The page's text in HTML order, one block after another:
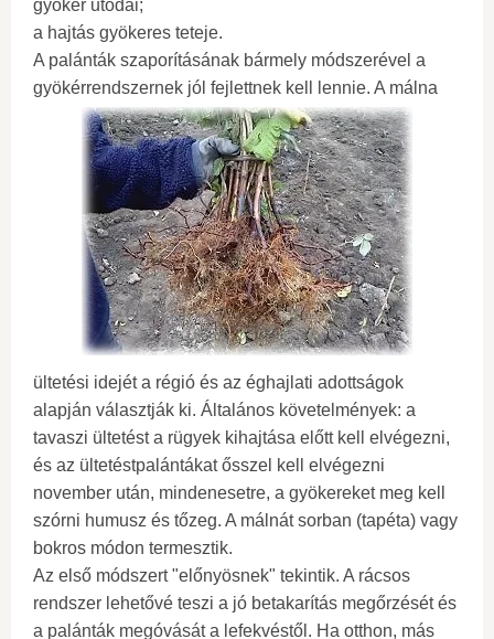
gyökér utódai;
a hajtás gyökeres teteje.
A palánták szaporításának bármely módszerével a
gyökérrendszernek jól fejlettnek kell lennie. A málna
ültetési idejét a régió és az éghajlati adottságok
alapján választják ki. Általános követelmények: a
tavaszi ültetést a rügyek kihajtása előtt kell elvégezni,
és az ültetéstpalántákat ősszel kell elvégezni
november után, mindenesetre, a gyökereket meg kell
szórni humusz és tőzeg. A málnát sorban (tapéta) vagy
bokros módon termesztik.
Az első módszert "előnyösnek" tekintik. A rácsos
rendszer lehetővé teszi a jó betakarítás megőrzését és
a palánták megóvását a lefekvéstől. Ha otthon, más